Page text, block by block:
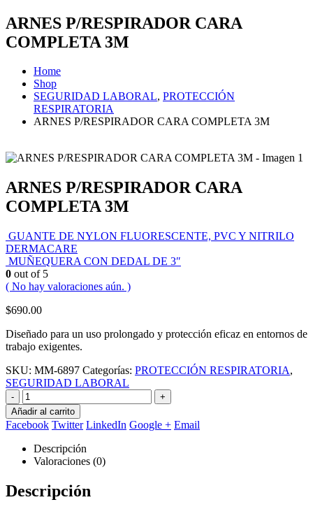
ARNES P/RESPIRADOR CARA
COMPLETA 3M
Home
Shop
SEGURIDAD LABORAL, PROTECCIÓN
RESPIRATORIA
ARNES P/RESPIRADOR CARA COMPLETA 3M
ARNES P/RESPIRADOR CARA
COMPLETA 3M
GUANTE DE NYLON FLUORESCENTE, PVC Y NITRILO
DERMACARE
MUÑEQUERA CON DEDAL DE 3″
0 out of 5
( No hay valoraciones aún. )
$690.00
Diseñado para un uso prolongado y protección eficaz en entornos de
trabajo exigentes.
SKU: MM-6897 Categorías: PROTECCIÓN RESPIRATORIA,
SEGURIDAD LABORAL
-
+
Añadir al carrito
Facebook Twitter LinkedIn Google + Email
Descripción
Valoraciones (0)
Descripción